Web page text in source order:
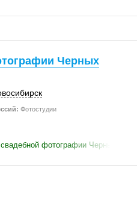
Черных
Фотостудии
фотографии Черных